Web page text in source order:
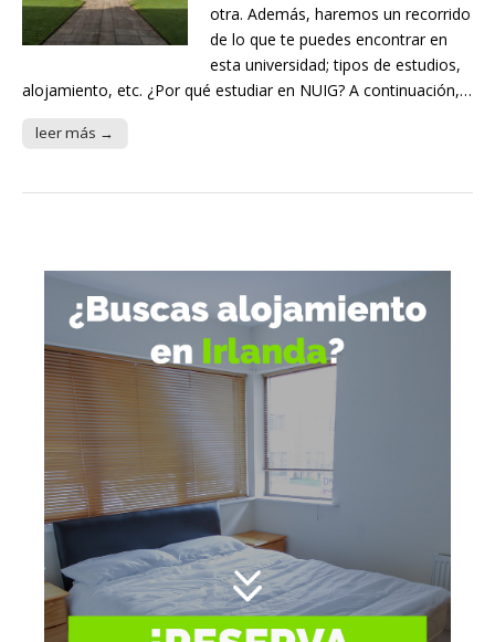
otra. Además, haremos un recorrido
de lo que te puedes encontrar en
esta universidad; tipos de estudios,
alojamiento, etc. ¿Por qué estudiar en NUIG? A continuación,…
leer más →